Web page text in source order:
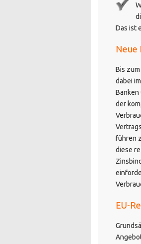
Das ist
Neue
Bis
dabei
der
führen
diese
EU-